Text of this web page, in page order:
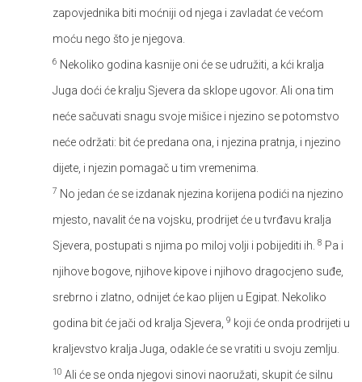
zapovjednika biti moćniji od njega i zavladat će većom
moću nego što je njegova.
6 Nekoliko godina kasnije oni će se udružiti, a kći kralja
Juga doći će kralju Sjevera da sklope ugovor. Ali ona tim
neće sačuvati snagu svoje mišice i njezino se potomstvo
neće održati: bit će predana ona, i njezina pratnja, i njezino
dijete, i njezin pomagač u tim vremenima.
7 No jedan će se izdanak njezina korijena podići na njezino
mjesto, navalit će na vojsku, prodrijet će u tvrđavu kralja
Sjevera, postupati s njima po miloj volji i pobijediti ih. 8 Pa i
njihove bogove, njihove kipove i njihovo dragocjeno suđe,
srebrno i zlatno, odnijet će kao plijen u Egipat. Nekoliko
godina bit će jači od kralja Sjevera, 9 koji će onda prodrijeti u
kraljevstvo kralja Juga, odakle će se vratiti u svoju zemlju.
10 Ali će se onda njegovi sinovi naoružati, skupit će silnu